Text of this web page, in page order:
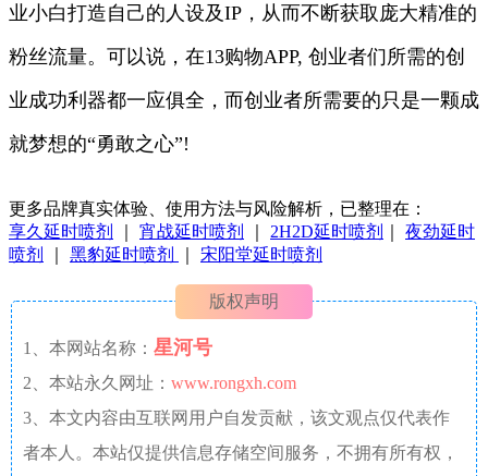
业小白打造自己的人设及IP，从而不断获取庞大精准的
粉丝流量。可以说，在13购物APP, 创业者们所需的创
业成功利器都一应俱全，而创业者所需要的只是一颗成
就梦想的“勇敢之心”!
更多品牌真实体验、使用方法与风险解析，已整理在：
享久延时喷剂
宵战延时喷剂 2H2D延时喷剂
夜劲延时
喷剂
黑豹延时喷剂 宋阳堂延时喷剂
版权声明
1、本网站名称： 星河号
2、本站永久网址： www.rongxh.com
3、本文内容由互联网用户自发贡献，该文观点仅代表作
者本人。本站仅提供信息存储空间服务，不拥有所有权，